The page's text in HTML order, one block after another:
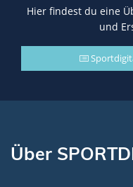
Hier findest du eine
und
Über